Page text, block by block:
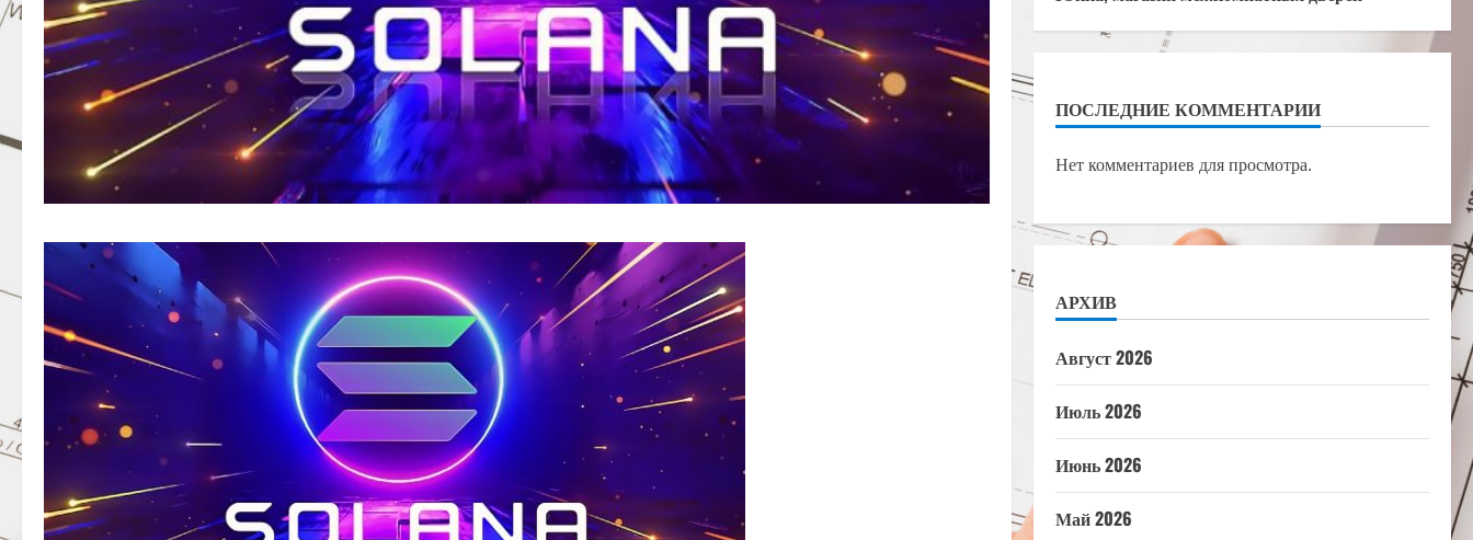
ПОСЛЕДНИЕ КОММЕНТАРИИ
Нет комментариев для просмотра.
АРХИВ
Август 2026
Июль 2026
Июнь 2026
Май 2026